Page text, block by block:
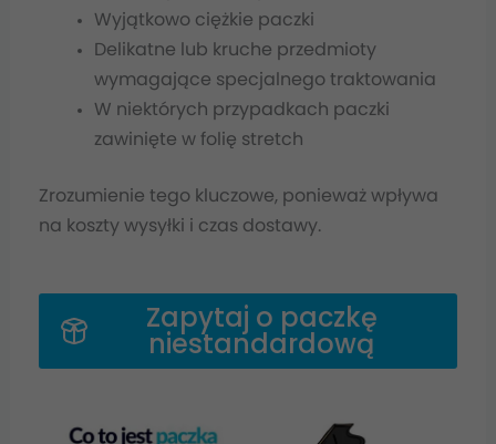
Wyjątkowo ciężkie paczki
Delikatne lub kruche przedmioty
wymagające specjalnego traktowania
W niektórych przypadkach paczki
zawinięte w folię stretch
Zrozumienie tego kluczowe, ponieważ wpływa
na koszty wysyłki i czas dostawy.
Zapytaj o paczkę
niestandardową